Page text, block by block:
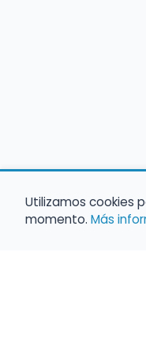
Utilizamos cookies
momento. Más